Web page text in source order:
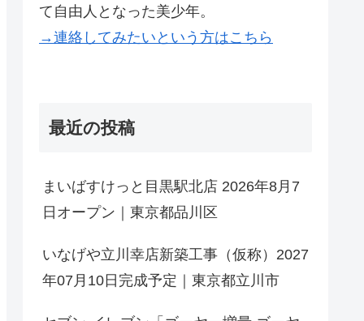
て自由人となった美少年。
→連絡してみたいという方はこちら
最近の投稿
まいばすけっと目黒駅北店 2026年8月7
日オープン｜東京都品川区
いなげや立川幸店新築工事（仮称）2027
年07月10日完成予定｜東京都立川市